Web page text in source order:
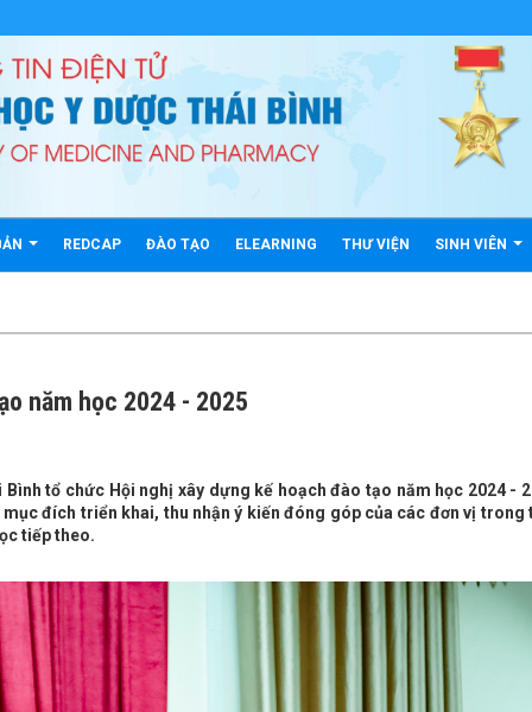
REDCAP ĐÀO TẠO ELEARNING THƯ VIỆN SINH VIÊN
năm học 2024 - 2025
tổ chức Hội nghị xây dựng kế hoạch đào tạo năm học 2024 -
đích triển khai, thu nhận ý kiến đóng góp của các đơn vị trong
tiếp theo.